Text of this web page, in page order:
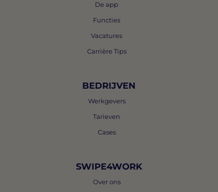
De app
Functies
Vacatures
Carrière Tips
BEDRIJVEN
Werkgevers
Tarieven
Cases
SWIPE4WORK
Over ons